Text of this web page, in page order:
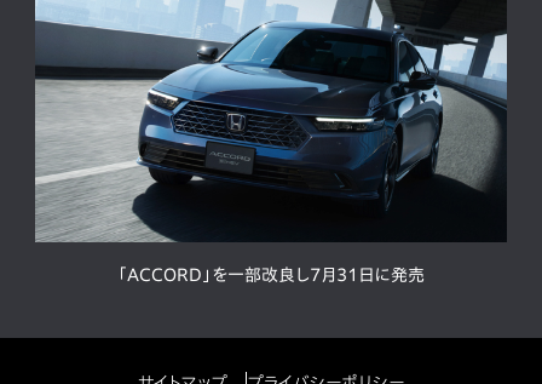
「ACCORD」を一部改良し7月31日に発売